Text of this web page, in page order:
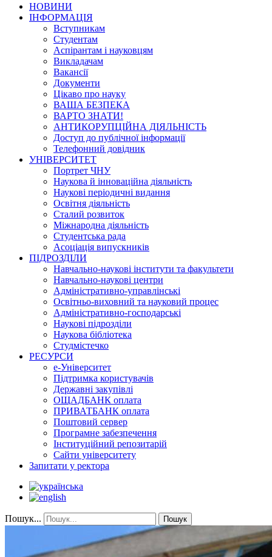
НОВИНИ
ІНФОРМАЦІЯ
Вступникам
Студентам
Аспірантам і науковцям
Викладачам
Вакансії
Документи
Цікаво про науку
ВАША БЕЗПЕКА
ВАРТО ЗНАТИ!
АНТИКОРУПЦІЙНА ДІЯЛЬНІСТЬ
Доступ до публічної інформації
Телефонний довідник
УНІВЕРСИТЕТ
Портрет ЧНУ
Наукова й інноваційна діяльність
Наукові періодичні видання
Освітня діяльність
Сталий розвиток
Міжнародна діяльність
Студентська рада
Асоціація випускників
ПІДРОЗДІЛИ
Навчально-наукові інститути та факультети
Навчально-наукові центри
Адміністративно-управлінські
Освітньо-виховний та науковий процес
Адміністративно-господарські
Наукові підрозділи
Наукова бібліотека
Студмістечко
РЕСУРСИ
е-Університет
Підтримка користувачів
Державні закупівлі
ОЩАДБАНК оплата
ПРИВАТБАНК оплата
Поштовий сервер
Програмне забезпечення
Інституційний репозитарій
Сайти університету
Запитати у ректора
Пошук... Пошук